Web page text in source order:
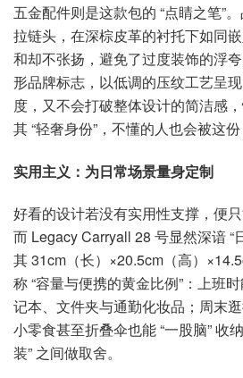
五金配件则是这款包的 “点睛之笔”
拉链头，在深棕皮革的衬托下如同
和却不张扬，避免了过度装饰的浮
形品牌标志，以低调的压纹工艺呈
度，又不会打破整体设计的简洁感
其 “轻奢身份”，不懂的人也会被这份
实用主义：为日常场景量身定制
好看的设计若没有实用性支撑，便
而 Legacy Carryall 28 号显然深谙 “
其 31cm（长）×20.5cm（高）
称 “容量与便携的黄金比例”：上班
记本、文件夹与通勤化妆品；周末逛
小零食甚至折叠伞也能 “一股脑” 收
装” 之间做取舍。